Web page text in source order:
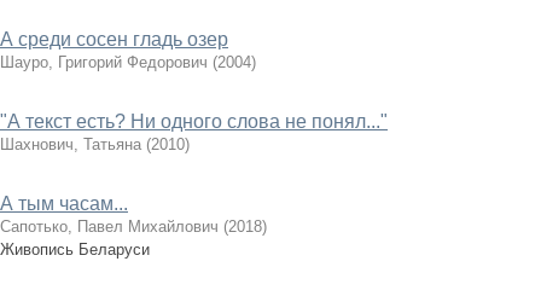
А среди сосен гладь озер
Шауро, Григорий Федорович (2004)
"А текст есть? Ни одного слова не понял..."
Шахнович, Татьяна (2010)
А тым часам...
Сапотько, Павел Михайлович (2018)
Живопись Беларуси